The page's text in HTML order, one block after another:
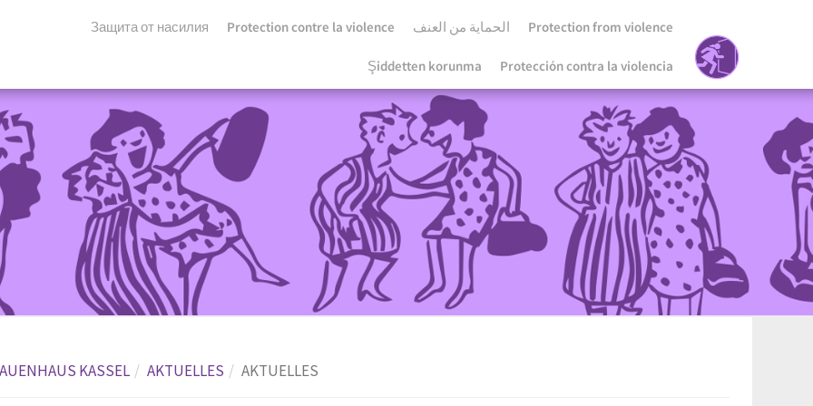
Protection from violence الحماية من العنف Protection contre la violence
Защита от насилия
Protección contra la violencia
Şiddetten korunma
KASSEL AKTUELLES AKTUELLES